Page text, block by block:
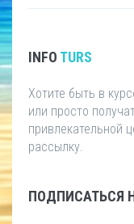
INFO TURS
Хотите быть в
или просто
привлекательной
рассылку.
ПОДПИСАТЬСЯ